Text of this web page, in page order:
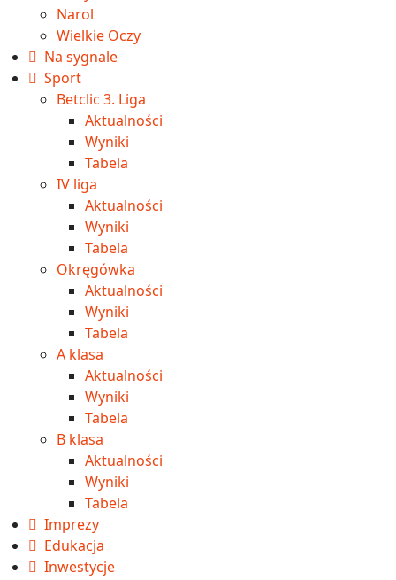
Narol
Wielkie Oczy
Na sygnale
Sport
Betclic 3. Liga
Aktualności
Wyniki
Tabela
IV liga
Aktualności
Wyniki
Tabela
Okręgówka
Aktualności
Wyniki
Tabela
A klasa
Aktualności
Wyniki
Tabela
B klasa
Aktualności
Wyniki
Tabela
Imprezy
Edukacja
Inwestycje